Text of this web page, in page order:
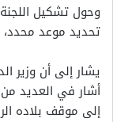
وحول تشكيل
تحديد موعد محدد،
يشار إلى أن وزير
أشار في العديد من
إلى موقف بلاده